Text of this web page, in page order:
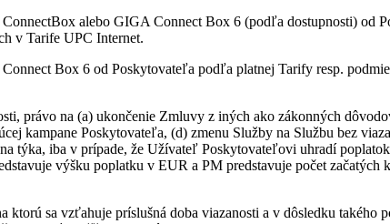
alebo GIGA Connect Box 6 (podľa dostupnosti) od
v Tarife UPC Internet.
Box 6 od Poskytovateľa podľa platnej Tarify resp.
právo na (a) ukončenie Zmluvy z iných ako zákonných
kampane Poskytovateľa, (d) zmenu Služby na Službu bez
týka, iba v prípade, že Užívateľ Poskytovateľovi uhradí
výšku poplatku v EUR a PM predstavuje počet začatých
sa vzťahuje príslušná doba viazanosti a v dôsledku takého